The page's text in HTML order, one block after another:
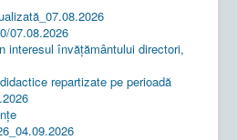
07.08.2026
interesul învățământului directori,
repartizate pe perioadă